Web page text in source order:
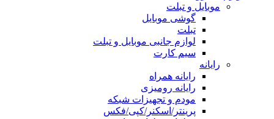
موبایل و تبلت
گوشی موبایل
تبلت
لوازم جانبی موبایل و تبلت
سیم کارت
رایانه
رایانه همراه
رایانه رومیزی
مودم و تجهیزات شبکه
پرینتر/اسکنر/کپی/فکس